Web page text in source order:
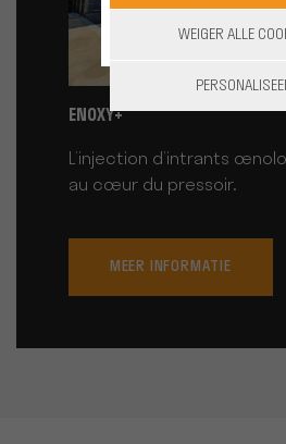
ENOXY+
L’injection d’intrants
au cœur du pressoir.
MEER INFORMATIE
WEIGER ALLE